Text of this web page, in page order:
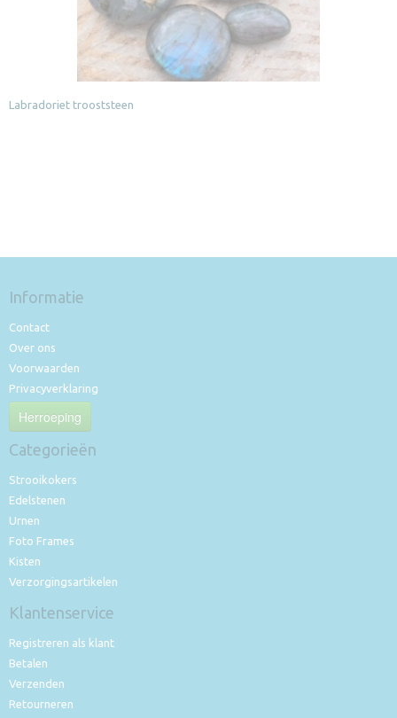
Labradoriet trooststeen
Informatie
Contact
Over ons
Voorwaarden
Privacyverklaring
Herroeping
Categorieën
Strooikokers
Edelstenen
Urnen
Foto Frames
Kisten
Verzorgingsartikelen
Klantenservice
Registreren als klant
Betalen
Verzenden
Retourneren